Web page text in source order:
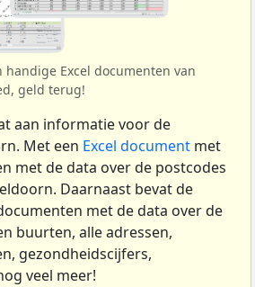
Excel documenten van
geld terug!
aan informatie voor de
Met een Excel document met
met de data over de postcodes
Daarnaast bevat de
met de data over de
buurten, alle adressen,
gezondheidscijfers,
veel meer!